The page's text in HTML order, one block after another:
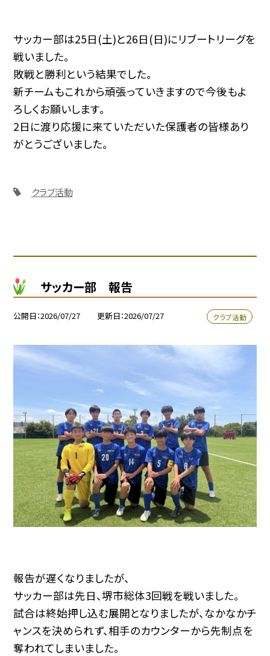
サッカー部は25日(土)と26日(日)にリブートリーグを
戦いました。
敗戦と勝利という結果でした。
新チームもこれから頑張っていきますので今後もよ
ろしくお願いします。
2日に渡り応援に来ていただいた保護者の皆様あり
がとうございました。
クラブ活動
サッカー部 報告
公開日 2026/07/27 更新日 2026/07/27 クラブ活動
報告が遅くなりましたが、
サッカー部は先日、堺市総体3回戦を戦いました。
試合は終始押し込む展開となりましたが、なかなかチ
ャンスを決められず、相手のカウンターから先制点を
奪われてしまいました。